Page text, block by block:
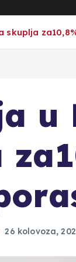
skuplja
u
26 kolovoza,